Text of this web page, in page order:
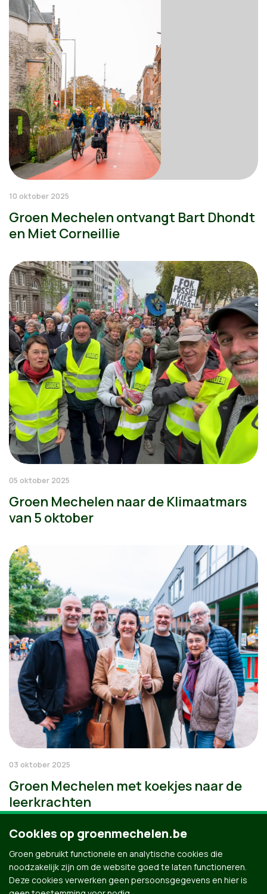
10 oktober 2025
Groen Mechelen ontvangt Bart Dhondt
en Miet Corneillie
05 oktober 2025
Groen Mechelen naar de Klimaatmars
van 5 oktober
03 oktober 2025
Groen Mechelen met koekjes naar de
leerkrachten
Cookies op groenmechelen.be
Groen gebruikt functionele en analytische cookies die
noodzakelijk zijn om de website goed te laten functioneren.
Deze cookies verwerken geen persoonsgegevens en hier is